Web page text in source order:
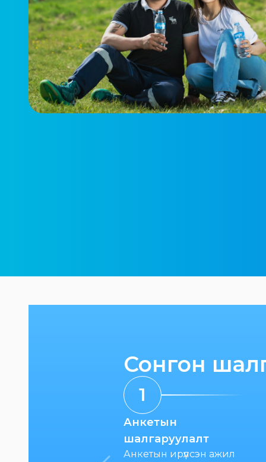
Сонгон
1
Анкетын
шалгаруулалт
Анкетын ирүүлсэн ажил